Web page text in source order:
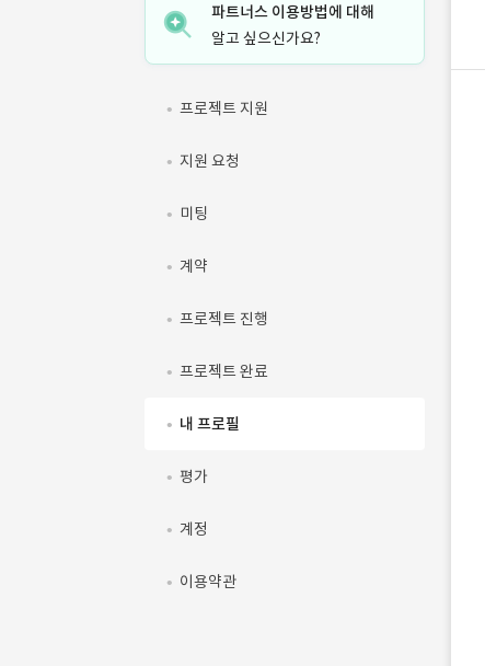
파트너스 이용방법에 대해
알고 싶으신가요?
프로젝트 지원
지원 요청
미팅
계약
프로젝트 진행
프로젝트 완료
내 프로필
평가
계정
이용약관